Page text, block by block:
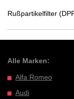
Rußpartikelfilter
Alle Marken:
Alfa Romeo
Audi